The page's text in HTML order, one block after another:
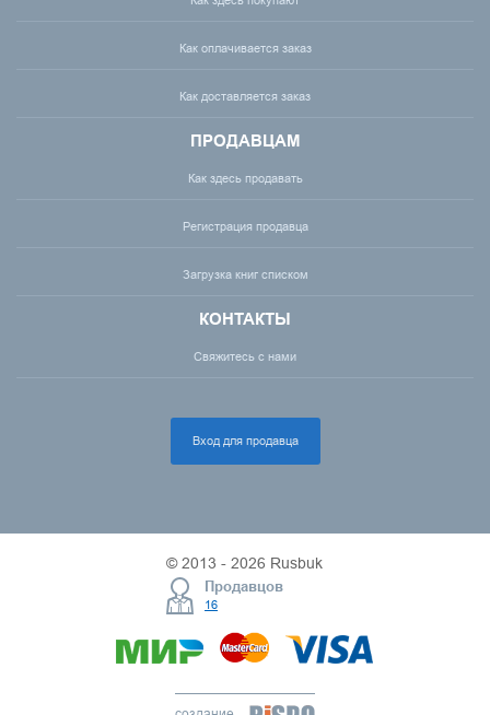
Как оплачивается заказ
Как доставляется заказ
ПРОДАВЦАМ
Как здесь продавать
Регистрация продавца
Загрузка книг списком
КОНТАКТЫ
Свяжитесь с нами
Вход для продавца
© 2013 - 2026 Rusbuk
Продавцов
16